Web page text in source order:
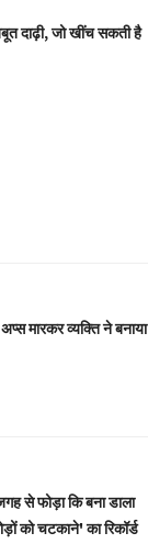
दाढ़ी, जो खींच सकती है
मारकर व्यक्ति ने बनाया
से फोड़ा कि बना डाला
को चटकाने' का रिकॉर्ड